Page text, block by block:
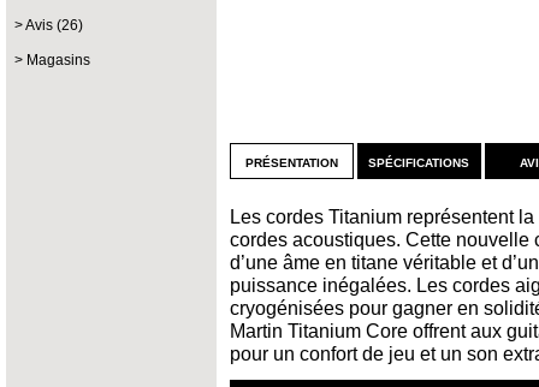
Avis (26)
Magasins
présentation
Les cordes Titanium représentent
cordes acoustiques. Cette nouvelle
d’une âme en titane véritable et
puissance inégalées. Les cordes
cryogénisées pour gagner en
Martin Titanium Core offrent aux
pour un confort de jeu et un son
spécifications